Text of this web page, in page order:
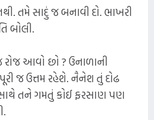
તમે સાદું જ બનાવી દો. ભાખરી
બોલી.
રોજ આવો છો ? ઉનાળાની
જ ઉત્તમ રહેશે. નૈનેશ તું દોઢ
તને ગમતું કોઈ ફરસાણ પણ